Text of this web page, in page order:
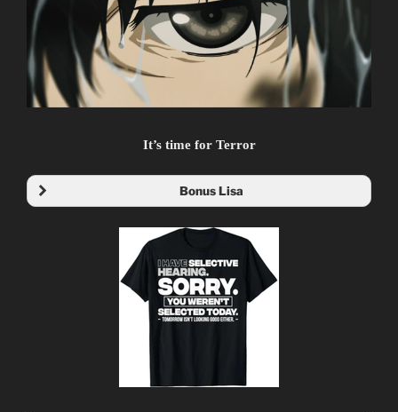
11
11.07.2014 đến ??
Mappa
Psychological, Thriller, Terrorist
Watanabe Shin`ichirou
~Thành viên thực hiện~
Zenko
JJ-Channel
Giới thiệu nội dung:
Tàn Âm Khủng Bố.
It’s time for Terror
Bonus Lisa